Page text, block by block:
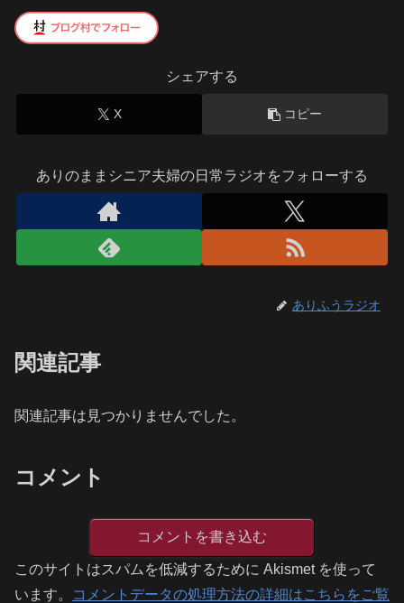
シェアする
X コピー
ありのままシニア夫婦の日常ラジオをフォローする
ありふうラジオ
関連記事
関連記事は見つかりませんでした。
コメント
コメントを書き込む
このサイトはスパムを低減するために Akismet を使って
います。
コメントデータの処理方法の詳細はこちらをご覧